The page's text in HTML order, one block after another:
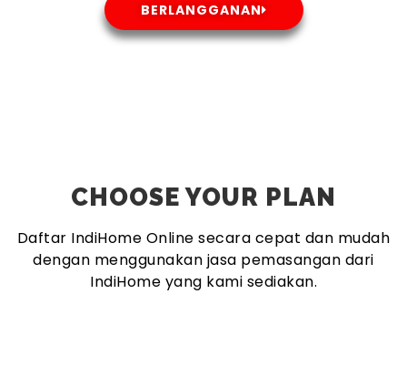
BERLANGGANAN
CHOOSE YOUR PLAN
Daftar IndiHome Online secara cepat dan mudah
dengan menggunakan jasa pemasangan dari
IndiHome yang kami sediakan.